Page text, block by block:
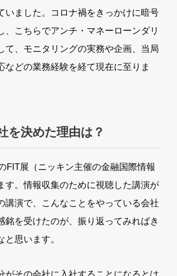
いました。コロナ禍をきっかけに暗号
、こちらでアンチ・マネーローンダリ
て、モニタリングの実務や企画、当局
などの業務経験を経て現在に至りま
を決めた理由は？
FIT展（ニッキン主催の金融国際情報
す。情報収集のために視聴した講演が
講演で、こんなことをやっている会社
を受けたのが、振り返ってみればき
思います。
がその会社に入社することになるとは